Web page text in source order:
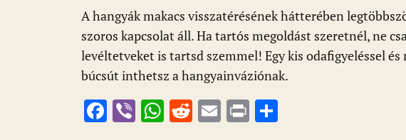
A hangyák makacs visszatérésének hátterében
szoros kapcsolat áll. Ha tartós megoldást szeretnél, ne
levéltetveket is tartsd szemmel! Egy kis odafigyeléssel
búcsút inthetsz a hangyainváziónak.
F Vi W R E Pr